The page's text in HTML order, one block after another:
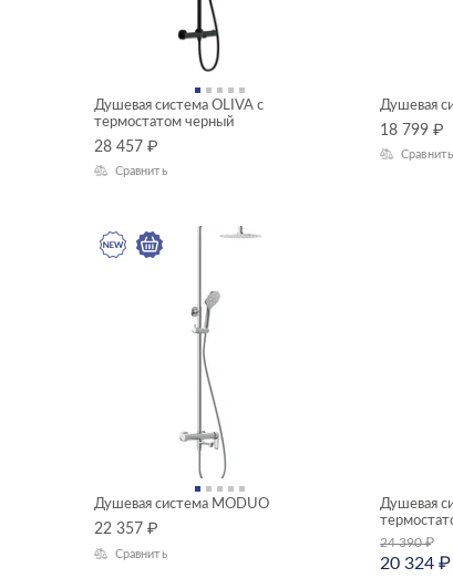
Душевая система OLIVA с
термостатом черный
28 457 ₽
Сравнить
Душевая
18 799 ₽
Сравнить
Душевая система MODUO
22 357 ₽
Сравнить
Душевая
24 390₽
20 324 ₽